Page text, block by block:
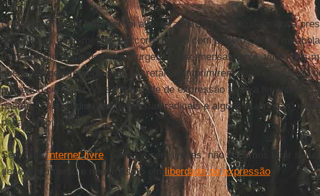
OMarco Civil da Internetfoi algo fora da curva, fruto de imensa
de ativistas, mas mesmo ele corre perigo com projetos de lei
francamente estúpidos) que surgem quase mensalmente, vindo das
que ainda devem pedir pras secretárias imprimirem seus e-mails ou
querendo censurar nossa liberdade de expressão (vide a lei anti-
pasme, foi aplaudida por feministas radicais e alguns stalinistas) e
pagamento das teles.
Sem umainternet livre, neutra e sem limites, não podemos falar
desenvolvimento e nem mesmo em liberdade de expressão.